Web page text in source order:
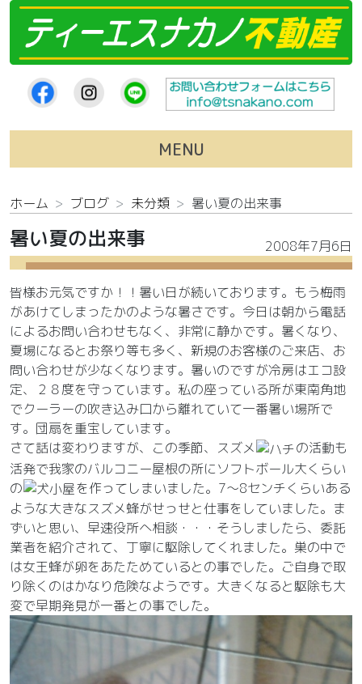
MENU
ホーム ブログ 未分類 暑い夏の出来事
暑い夏の出来事 2008年7月6日
皆様お元気ですか！！暑い日が続いております。もう梅雨
があけてしまったかのような暑さです。今日は朝から電話
によるお問い合わせもなく、非常に静かです。暑くなり、
夏場になるとお祭り等も多く、新規のお客様のご来店、お
問い合わせが少なくなります。暑いのですが冷房はエコ設
定、２８度を守っています。私の座っている所が東南角地
でクーラーの吹き込み口から離れていて一番暑い場所で
す。団扇を重宝しています。
さて話は変わりますが、この季節、スズメ
の活動も
活発で我家のバルコニー屋根の所にソフトボール大くらい
の
を作ってしまいました。7～8センチくらいある
ような大きなスズメ蜂がせっせと仕事をしていました。ま
ずいと思い、早速役所へ相談・・・そうしましたら、委託
業者を紹介されて、丁寧に駆除してくれました。巣の中で
は女王蜂が卵をあたためているとの事でした。ご自身で取
り除くのはかなり危険なようです。大きくなると駆除も大
変で早期発見が一番との事でした。